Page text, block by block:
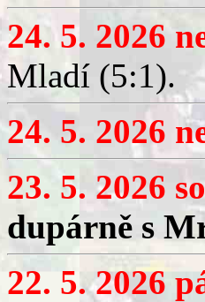
24. 5. 2026
Mladí (5:1).
24. 5. 2026
23. 5. 2026
dupárně s
22. 5. 2026